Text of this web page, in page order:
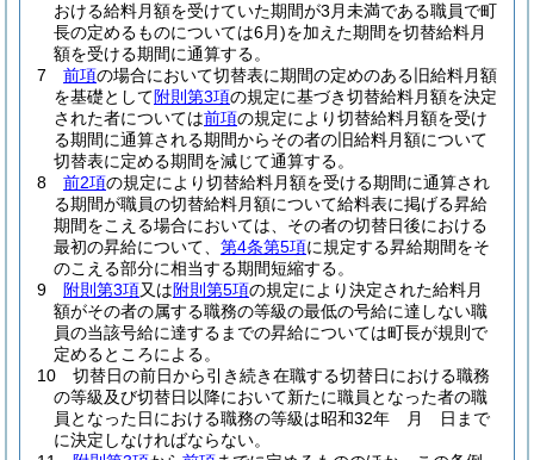
おける給料月額を受けていた期間が3月未満である職員で町
長の定めるものについては6月)を加えた期間を切替給料月
額を受ける期間に通算する。
7
前項の場合において切替表に期間の定めのある旧給料月額
を基礎として附則第3項の規定に基づき切替給料月額を決定
された者については前項の規定により切替給料月額を受け
る期間に通算される期間からその者の旧給料月額について
切替表に定める期間を減じて通算する。
8
前2項の規定により切替給料月額を受ける期間に通算され
る期間が職員の切替給料月額について給料表に掲げる昇給
期間をこえる場合においては、その者の切替日後における
最初の昇給について、 第4条第5項に規定する昇給期間をそ
のこえる部分に相当する期間短縮する。
9
附則第3項又は附則第5項の規定により決定された給料月
額がその者の属する職務の等級の最低の号給に達しない職
員の当該号給に達するまでの昇給については町長が規則で
定めるところによる。
10
切替日の前日から引き続き在職する切替日における職務
の等級及び切替日以降において新たに職員となった者の職
員となった日における職務の等級は昭和32年 月 日まで
に決定しなければならない。